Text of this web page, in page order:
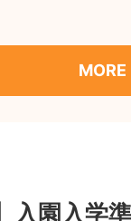
MORE
入園入学